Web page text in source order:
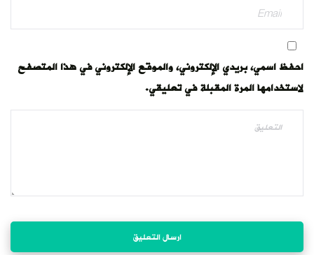
احفظ اسمي، بريدي الإلكتروني، والموقع الإلكتروني في هذا المتصفح
لاستخدامها المرة المقبلة في تعليقي.